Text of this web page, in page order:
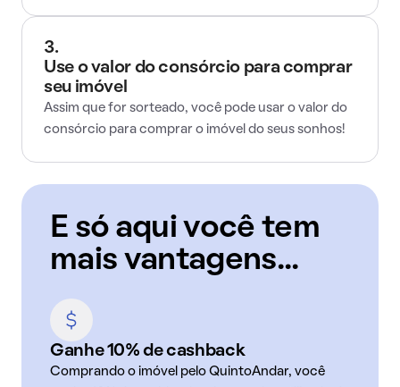
3.
Use o valor do consórcio para comprar
seu imóvel
Assim que for sorteado, você pode usar o valor do
consórcio para comprar o imóvel do seus sonhos!
E só aqui você tem
mais vantagens...
Ganhe 10% de cashback
Comprando o imóvel pelo QuintoAndar, você